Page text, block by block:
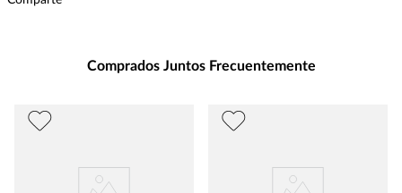
Presentación
Grados de Alcohol
Uva BORDEAUX BLEND
Comprados Juntos Frecuentemente